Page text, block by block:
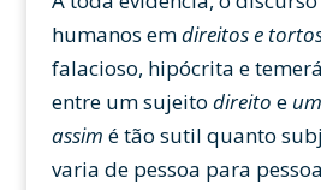
humanos emdireitos e
falacioso, hipócrita e
entre um sujeito direito e
assim é tão sutil quanto
varia de pessoa para